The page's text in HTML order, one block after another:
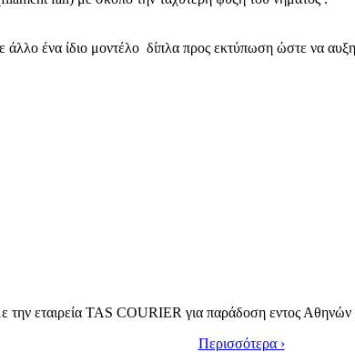
ένα ίδιο μοντέλο δίπλα προς εκτύπωση ώστε να
την εταιρεία TAS COURIER για παράδοση εντος
Περισσότερα ›